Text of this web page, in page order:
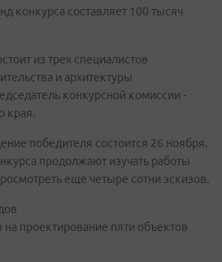
конкурса составляет 100 тысяч
из трех специалистов
и архитектуры
конкурсной комиссии -
края.
победителя состоится 26 ноября.
продолжают изучать работы
еще четыре сотни эскизов.
проектирование пяти объектов